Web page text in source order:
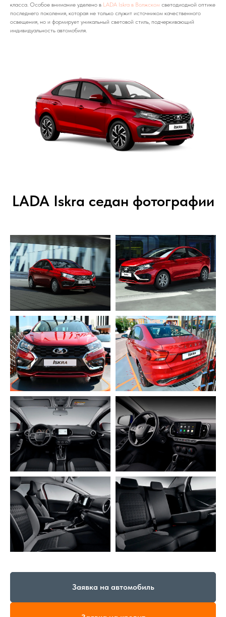
класса. Особое внимание уделено в LADA Iskra в Волжском светодиодной оптике
последнего поколения, которая не только служит источником качественного
освещения, но и формирует уникальный световой стиль, подчеркивающий
индивидуальность автомобиля.
LADA Iskra седан фотографии
Заявка на автомобиль